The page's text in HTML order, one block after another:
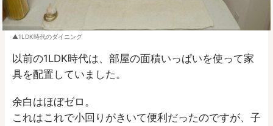
1LDK時代のダイニング
以前の1LDK時代は、部屋の面積いっぱいを使って家
具を配置していました。
余白はほぼゼロ。
これはこれで小回りがきいて便利だったのですが、子